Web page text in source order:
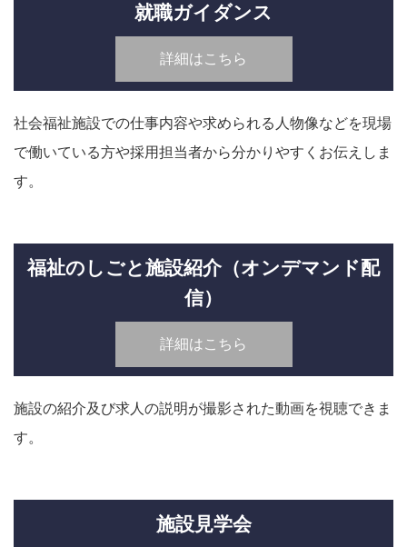
就職ガイダンス
詳細はこちら
社会福祉施設での仕事内容や求められる人物像などを現場
で働いている方や採用担当者から分かりやすくお伝えしま
す。
福祉のしごと施設紹介（オンデマンド配
信）
詳細はこちら
施設の紹介及び求人の説明が撮影された動画を視聴できま
す。
施設見学会